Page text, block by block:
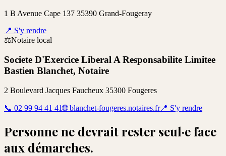
1 B Avenue Cape 137 35390 Grand-Fougeray
📍 S'y rendre
⚖️Notaire local
Societe D'Exercice Liberal A Responsabilite Limitee
Bastien Blanchet, Notaire
2 Boulevard Jacques Faucheux 35300 Fougeres
📞 02 99 94 41 41🌐 blanchet-fougeres.notaires.fr📍 S'y rendre
Personne ne devrait rester seul·e face
aux démarches.